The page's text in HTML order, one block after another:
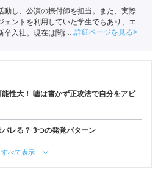
動し、公演の振付師を担当。また、実際
ェントを利用していた学生でもあり、エ
卒入社。現在は関西の学生への支援を中
詳細ページを見る
性大！ 嘘は書かず正攻法で自分をアピ
レる？ 3つの発覚パターン
すべて表示